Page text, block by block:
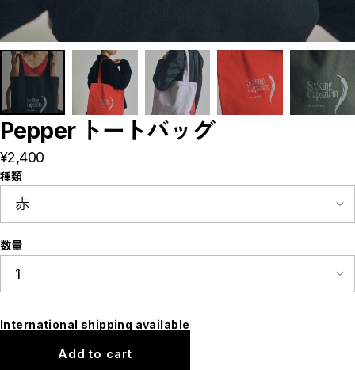
Pepper トートバッグ
¥2,400
種類
数量
International shipping available
Add to cart